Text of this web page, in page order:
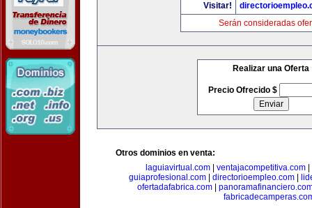
Visitar!
Serán consideradas
Realizar una Oferta
Precio Ofrecido $
Otros dominios en venta:
laguiavirtual.com
ventajacompetitiva.com
guiaprofesional.com| directorioempleo.com|
ofertadafabrica.com|